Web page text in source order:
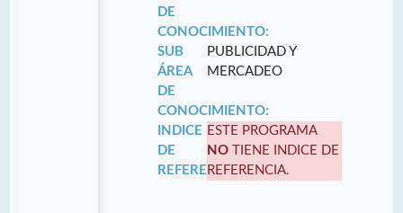
DE
CONOCIMIENTO:
SUB
ÁREA
DE
CONOCIMIENTO:
PUBLICIDAD Y
MERCADEO
INDICE
DE
REFERENCIA:
ESTE PROGRAMA
NO TIENE INDICE DE
REFERENCIA.